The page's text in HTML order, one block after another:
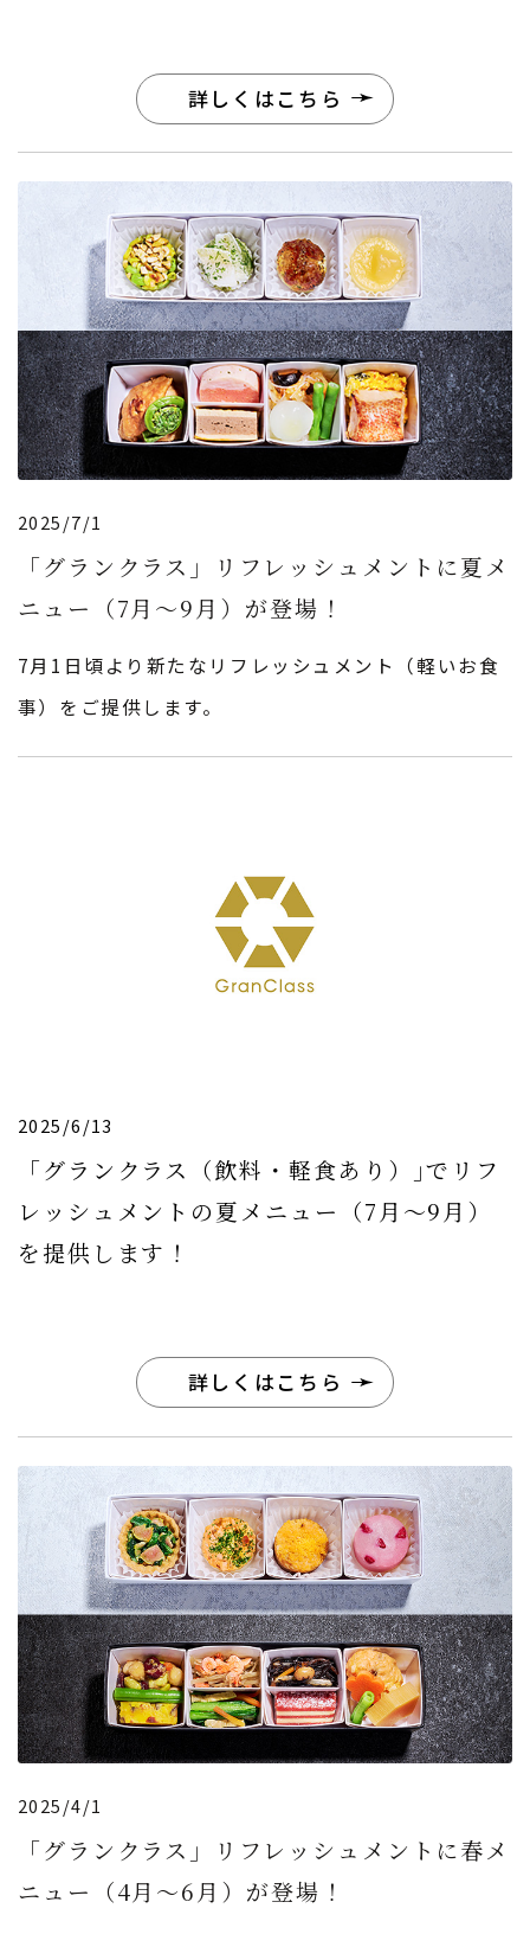
詳しくはこちら
2025/7/1
「グランクラス」リフレッシュメントに夏メ
ニュー（7月〜9月）が登場！
7月1日頃より新たなリフレッシュメント（軽いお食
事）をご提供します。
2025/6/13
「グランクラス（飲料・軽食あり）｣でリフ
レッシュメントの夏メニュー（7月〜9月）
を提供します！
詳しくはこちら
2025/4/1
「グランクラス」リフレッシュメントに春メ
ニュー（4月〜6月）が登場！